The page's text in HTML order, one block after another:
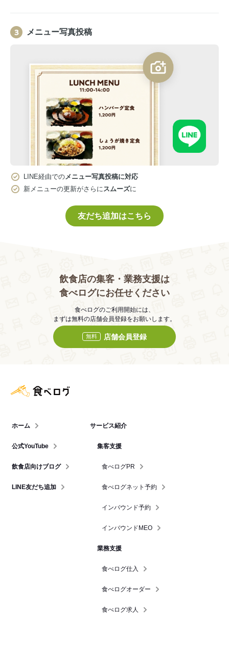
メニュー写真投稿
LINE経由でのメニュー写真投稿に対応
新メニューの更新がさらにスムーズに
友だち追加はこちら
飲食店の集客・業務支援は
食べログにお任せください
食べログのご利用開始には、
まずは無料の店舗会員登録をお願いします。
無料 店舗会員登録
ホーム
公式YouTube
飲食店向けブログ
LINE友だち追加
サービス紹介
集客支援
食べログPR
食べログネット予約
インバウンド予約
インバウンドMEO
業務支援
食べログ仕入
食べログオーダー
食べログ求人